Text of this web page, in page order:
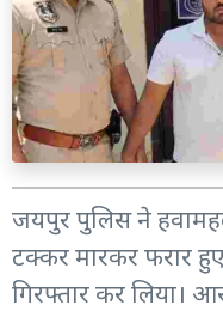
जयपुर पुलिस ने
टक्कर मारकर फरार
गिरफ्तार कर लिया।